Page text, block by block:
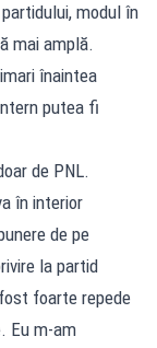
modul în
mai amplă.
înaintea
putea fi
de PNL.
în interior
de pe
la partid
foarte repede
Eu m-am